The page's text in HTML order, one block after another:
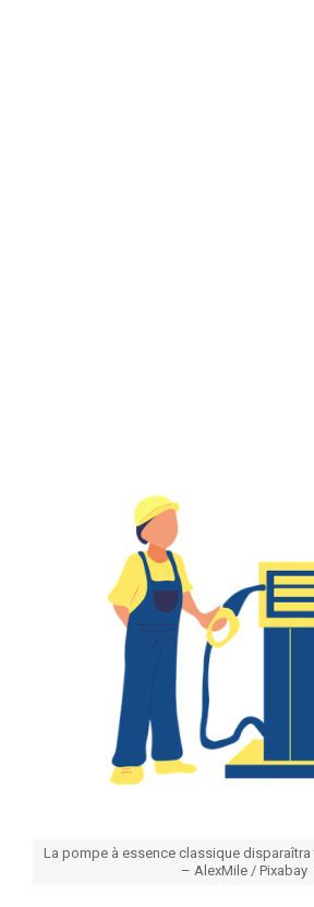
La pompe à essence classique
– AlexMile / Pixabay